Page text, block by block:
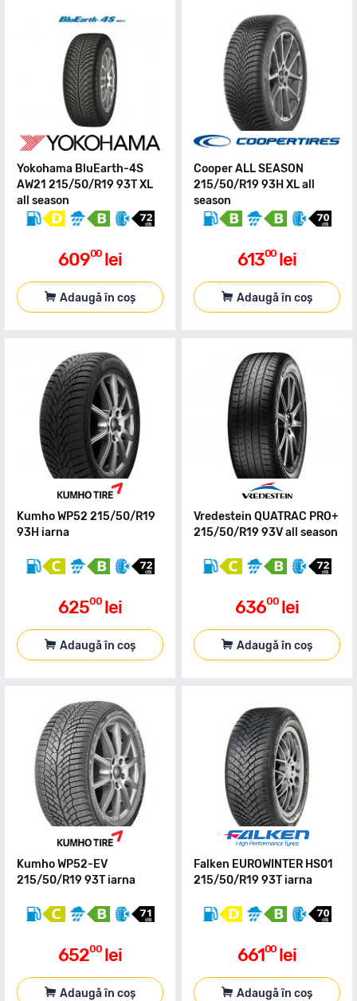
Yokohama BluEarth-4S
AW21 215/50/R19 93T XL
all season
60900 lei
Adaugă în coș
Cooper ALL SEASON
215/50/R19 93H XL all
season
61300 lei
Adaugă în coș
Kumho WP52 215/50/R19
93H iarna
62500 lei
Adaugă în coș
Vredestein QUATRAC PRO+
215/50/R19 93V all season
63600 lei
Adaugă în coș
Kumho WP52-EV
215/50/R19 93T iarna
65200 lei
Adaugă în coș
Falken EUROWINTER HS01
215/50/R19 93T iarna
66100 lei
Adaugă în coș